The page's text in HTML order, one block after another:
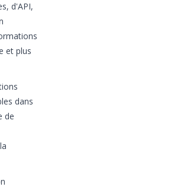
d'API,
et plus
dans
de